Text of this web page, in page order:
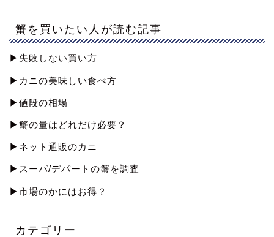
蟹を買いたい人が読む記事
▶︎失敗しない買い方
▶︎カニの美味しい食べ方
▶︎値段の相場
▶︎蟹の量はどれだけ必要？
▶︎ネット通販のカニ
▶︎スーパ/デパートの蟹を調査
▶︎市場のかにはお得？
カテゴリー